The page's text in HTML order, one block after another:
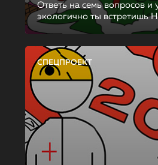
Ответь на семь вопросов и
экологично ты встретишь
СПЕЦПРОЕКТ